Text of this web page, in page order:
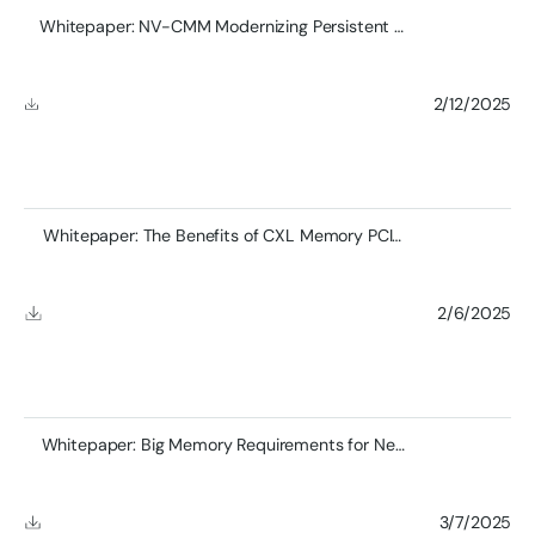
Whitepaper: NV-CMM Modernizing Persistent Memory with CXL Technology
2/12/2025
Whitepaper: The Beneﬁts of CXL Memory PCIe Add-in Cards
2/6/2025
Whitepaper: Big Memory Requirements for Next Generation Fintech
3/7/2025